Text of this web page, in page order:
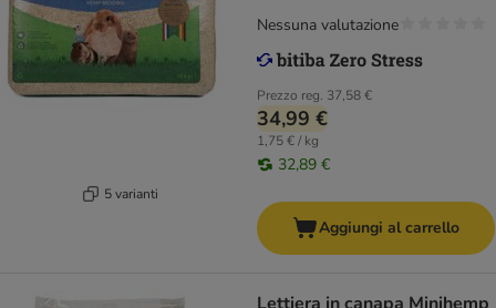
5 varianti
Prezzo reg. 37,58 €
34,99 €
1,75 € / kg
32,89 €
Nessuna valutazione
Aggiungi al carrello